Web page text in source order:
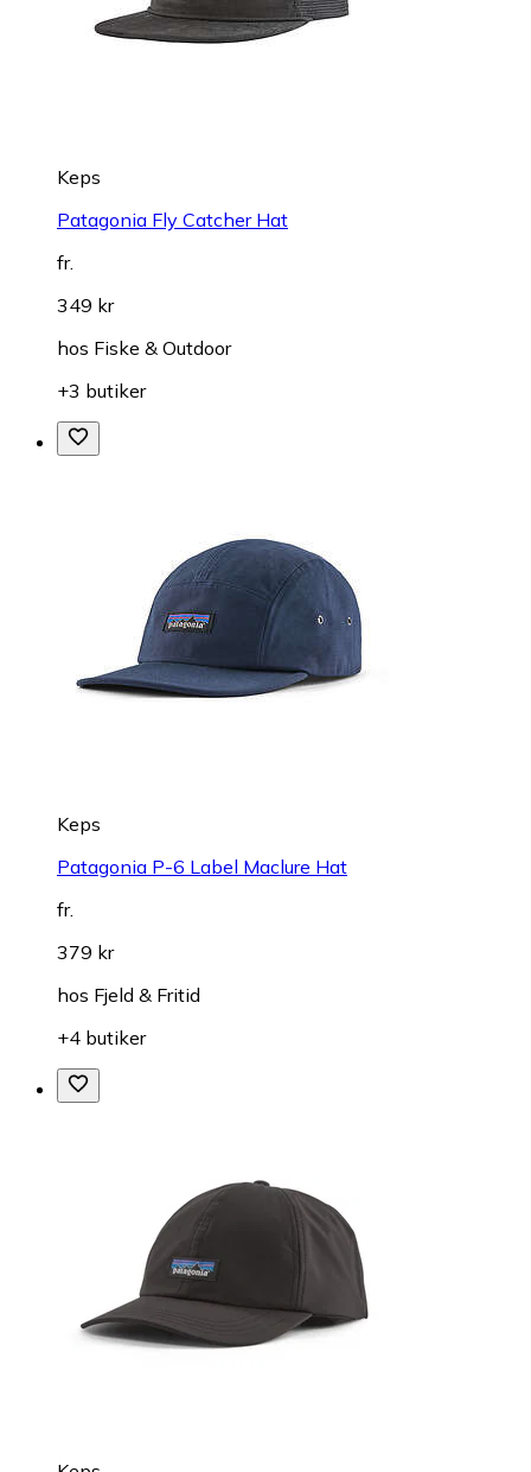
Keps
Patagonia Fly Catcher Hat
fr.
349 kr
hos Fiske & Outdoor
+3 butiker
Keps
Patagonia P-6 Label Maclure Hat
fr.
379 kr
hos Fjeld & Fritid
+4 butiker